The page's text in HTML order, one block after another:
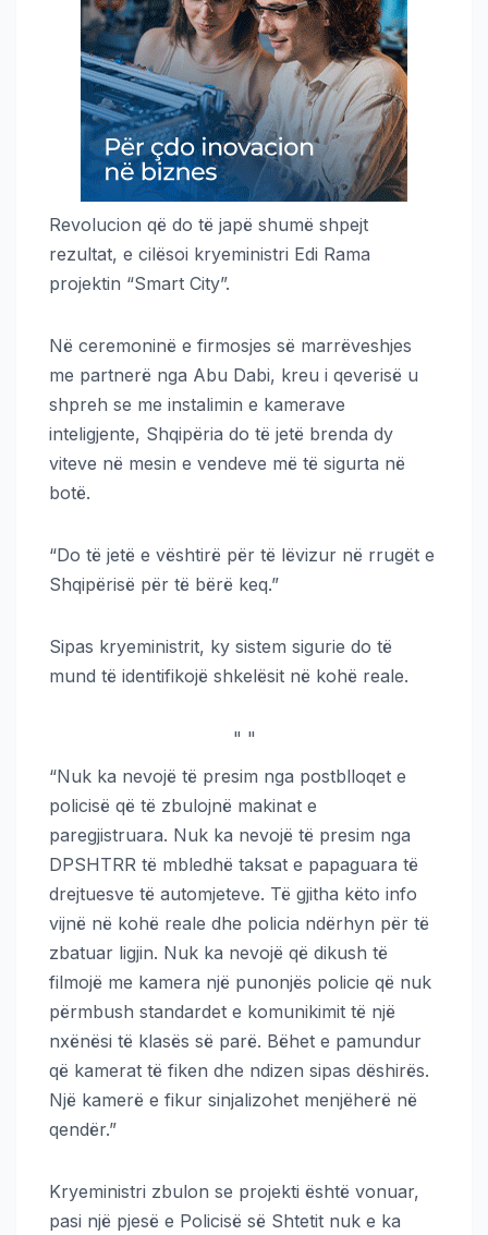
Revolucion që do të japë shumë shpejt
rezultat, e cilësoi kryeministri Edi Rama
projektin “Smart City”.
Në ceremoninë e firmosjes së marrëveshjes
me partnerë nga Abu Dabi, kreu i qeverisë u
shpreh se me instalimin e kamerave
inteligjente, Shqipëria do të jetë brenda dy
viteve në mesin e vendeve më të sigurta në
botë.
“Do të jetë e vështirë për të lëvizur në rrugët e
Shqipërisë për të bërë keq.”
Sipas kryeministrit, ky sistem sigurie do të
mund të identifikojë shkelësit në kohë reale.
" "
“Nuk ka nevojë të presim nga postblloqet e
policisë që të zbulojnë makinat e
paregjistruara. Nuk ka nevojë të presim nga
DPSHTRR të mbledhë taksat e papaguara të
drejtuesve të automjeteve. Të gjitha këto info
vijnë në kohë reale dhe policia ndërhyn për të
zbatuar ligjin. Nuk ka nevojë që dikush të
filmojë me kamera një punonjës policie që nuk
përmbush standardet e komunikimit të një
nxënësi të klasës së parë. Bëhet e pamundur
që kamerat të fiken dhe ndizen sipas dëshirës.
Një kamerë e fikur sinjalizohet menjëherë në
qendër.”
Kryeministri zbulon se projekti është vonuar,
pasi një pjesë e Policisë së Shtetit nuk e ka